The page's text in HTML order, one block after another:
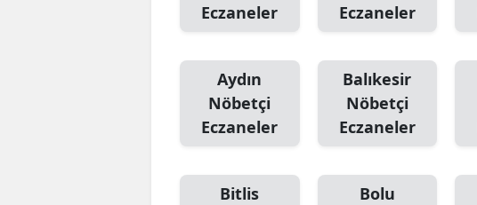
Eczaneler
Eczaneler
Aydın
Nöbetçi
Eczaneler
Balıkesir
Nöbetçi
Eczaneler
Bitlis
Bolu